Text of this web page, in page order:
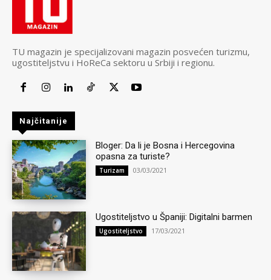
TU magazin je specijalizovani magazin posvećen turizmu,
ugostiteljstvu i HoReCa sektoru u Srbiji i regionu.
Najčitanije
Bloger: Da li je Bosna i Hercegovina
opasna za turiste?
Turizam 03/03/2021
Ugostiteljstvo u Španiji: Digitalni barmen
Ugostiteljstvo 17/03/2021